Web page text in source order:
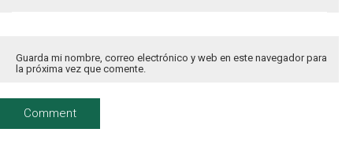
Guarda mi nombre, correo electrónico y web en este navegador para
la próxima vez que comente.